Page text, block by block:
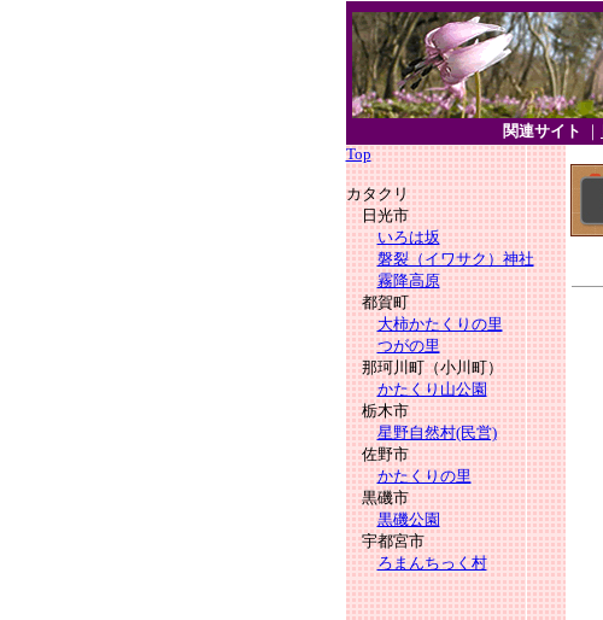
関連サイト ｜
Top
カタクリ
日光市
いろは坂
磐裂（イワサク）神社
霧降高原
都賀町
大柿かたくりの里
つがの里
那珂川町（小川町）
かたくり山公園
栃木市
星野自然村(民営)
佐野市
かたくりの里
黒磯市
黒磯公園
宇都宮市
ろまんちっく村